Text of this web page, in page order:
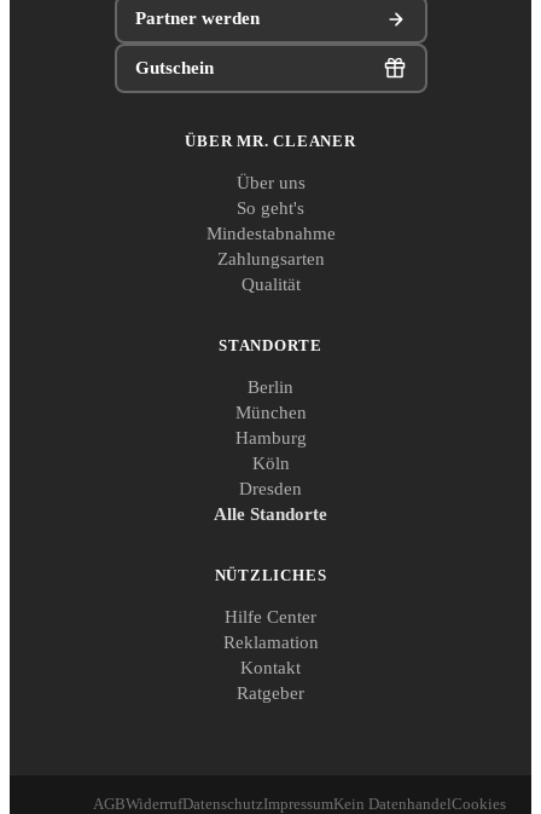
Partner werden
Gutschein
ÜBER MR. CLEANER
Über uns
So geht's
Mindestabnahme
Zahlungsarten
Qualität
STANDORTE
Berlin
München
Hamburg
Köln
Dresden
Alle Standorte
NÜTZLICHES
Hilfe Center
Reklamation
Kontakt
Ratgeber
AGBWiderrufDatenschutzImpressumKein DatenhandelCookies